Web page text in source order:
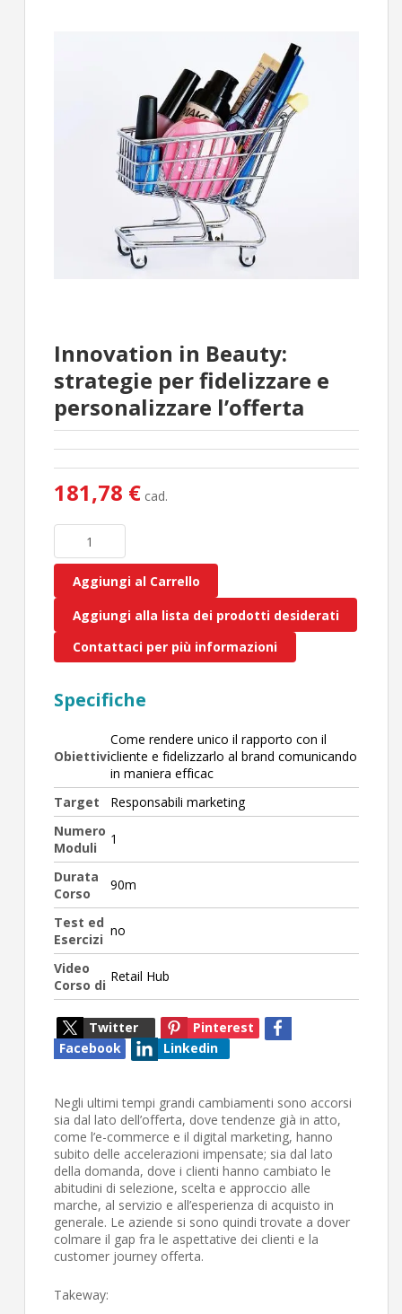
Innovation in Beauty:
strategie per fidelizzare e
personalizzare l’offerta
181,78 € cad.
Aggiungi al Carrello
Aggiungi alla lista dei prodotti desiderati
Contattaci per più informazioni
Specifiche
Obiettivi
Come rendere unico il rapporto con il
cliente e fidelizzarlo al brand comunicando
in maniera efficac
Target
Responsabili marketing
Numero
Moduli
1
Durata
Corso
90m
Test ed
Esercizi
no
Video
Corso di
Retail Hub
Twitter
Pinterest
Facebook
Linkedin
Negli ultimi tempi grandi cambiamenti sono accorsi
sia dal lato dell’offerta, dove tendenze già in atto,
come l’e-commerce e il digital marketing, hanno
subito delle accelerazioni impensate; sia dal lato
della domanda, dove i clienti hanno cambiato le
abitudini di selezione, scelta e approccio alle
marche, al servizio e all’esperienza di acquisto in
generale. Le aziende si sono quindi trovate a dover
colmare il gap fra le aspettative dei clienti e la
customer journey offerta.
Takeway: